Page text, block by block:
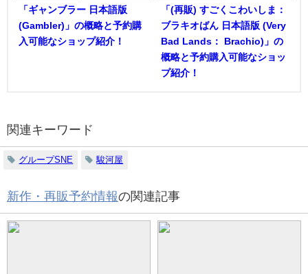
「ギャンブラー 日本語版
(Gambler)」の概略と予約購
入可能なショップ紹介！
「(再販) すごくこわいしま：
ブラキオばん 日本語版 (Very
Bad Lands： Brachio)」の
概略と予約購入可能なショッ
プ紹介！
関連キーワード
グループSNE 駿河屋
新作・再販予約情報の関連記事